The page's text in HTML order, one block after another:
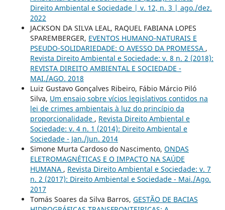
Direito Ambiental e Sociedade | v. 12, n. 3 | ago./dez.
2022
JACKSON DA SILVA LEAL, RAQUEL FABIANA LOPES
SPAREMBERGER, EVENTOS HUMANO-NATURAIS E
PSEUDO-SOLIDARIEDADE: O AVESSO DA PROMESSA ,
Revista Direito Ambiental e Sociedade: v. 8 n. 2 (2018):
REVISTA DIREITO AMBIENTAL E SOCIEDADE -
MAI./AGO. 2018
Luiz Gustavo Gonçalves Ribeiro, Fábio Márcio Piló
Silva, Um ensaio sobre vícios legislativos contidos na
lei de crimes ambientais à luz do princípio da
proporcionalidade , Revista Direito Ambiental e
Sociedade: v. 4 n. 1 (2014): Direito Ambiental e
Sociedade - Jan./Jun. 2014
Simone Murta Cardoso do Nascimento, ONDAS
ELETROMAGNÉTICAS E O IMPACTO NA SAÚDE
HUMANA , Revista Direito Ambiental e Sociedade: v. 7
n. 2 (2017): Direito Ambiental e Sociedade - Mai./Ago.
2017
Tomás Soares da Silva Barros, GESTÃO DE BACIAS